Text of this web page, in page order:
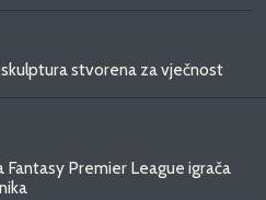
stvorena za vječnost
Fantasy Premier League igrača